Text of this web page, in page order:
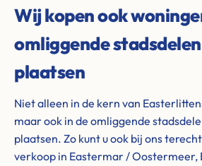
Wij kopen ook
omliggende
plaatsen
Niet alleen in de kern van
maar ook in de omliggende
plaatsen. Zo kunt u ook bij ons
verkoop in Eastermar /